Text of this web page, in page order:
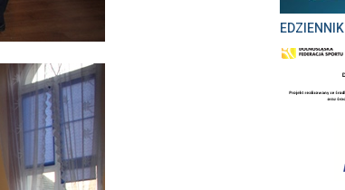
EDZIENNIK